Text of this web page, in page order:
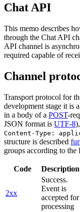
Chat API
This memo describes
through the Chat API
API channel is
required capable of
Channel
Transport protocol for
development stage it is
in a body of a POST-
JSON format is UTF-8
Content-Type:
structure is described
groups according to the
Code Description
2xx
Success.
Event is
accepted for
processing